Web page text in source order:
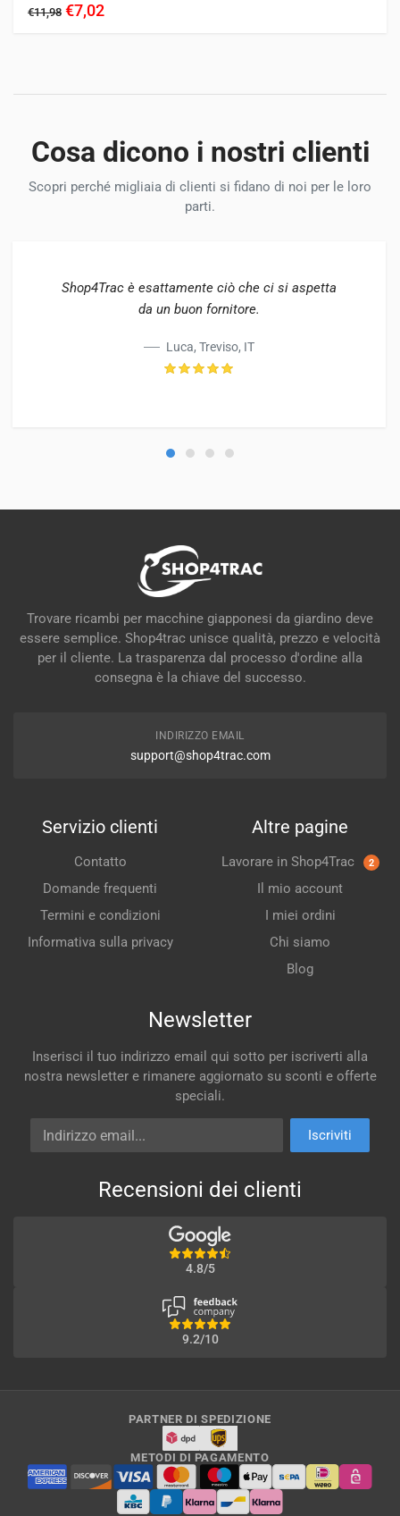
€11,98 €7,02
Cosa dicono i nostri clienti
Scopri perché migliaia di clienti si fidano di noi per le loro
parti.
Shop4Trac è esattamente ciò che ci si aspetta
da un buon fornitore.
Luca, Treviso, IT
Trovare ricambi per macchine giapponesi da giardino deve
essere semplice. Shop4trac unisce qualità, prezzo e velocità
per il cliente. La trasparenza dal processo d'ordine alla
consegna è la chiave del successo.
INDIRIZZO EMAIL
support@shop4trac.com
Servizio clienti
Contatto
Domande frequenti
Termini e condizioni
Informativa sulla privacy
Altre pagine
Lavorare in Shop4Trac 2
Il mio account
I miei ordini
Chi siamo
Blog
Newsletter
Inserisci il tuo indirizzo email qui sotto per iscriverti alla
nostra newsletter e rimanere aggiornato su sconti e offerte
speciali.
Indirizzo email
Iscriviti
Recensioni dei clienti
4.8/5
9.2/10
PARTNER DI SPEDIZIONE
METODI DI PAGAMENTO